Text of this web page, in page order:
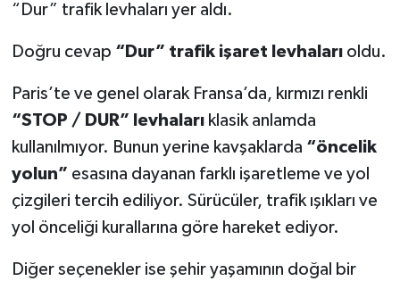
“Dur” trafik levhaları yer aldı.
Doğru cevap “Dur” trafik işaret levhalarıoldu.
Paris’te ve genel olarak Fransa’da, kırmızı renkli
“STOP / DUR” levhalarıklasik anlamda
kullanılmıyor. Bunun yerine kavşaklarda “öncelik
yolun” esasına dayanan farklı işaretleme ve yol
çizgileri tercih ediliyor. Sürücüler, trafik ışıkları ve
yol önceliği kurallarına göre hareket ediyor.
Diğer seçenekler ise şehir yaşamının doğal bir
SİVİL TOPLUM
SEÇİM 2014
KİM KİMDİR